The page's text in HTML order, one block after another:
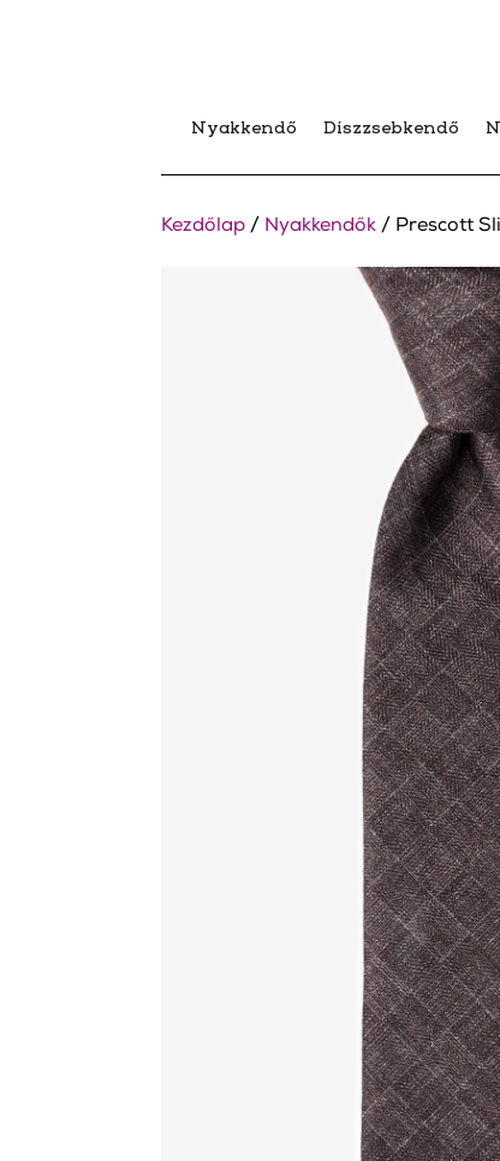
Nyakkendő Díszzsebkendő
Kezdőlap / Nyakkendők / Prescott